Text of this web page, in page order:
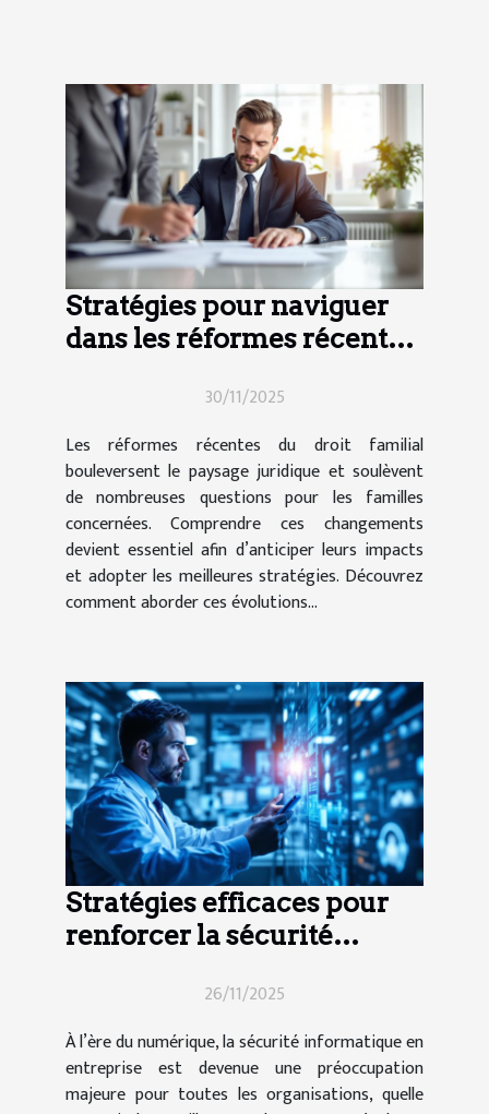
Stratégies pour naviguer
dans les réformes récentes
30/11/2025
Les réformes récentes du droit familial
bouleversent le paysage juridique et soulèvent
de nombreuses questions pour les familles
concernées. Comprendre ces changements
devient essentiel afin d’anticiper leurs impacts
et adopter les meilleures stratégies. Découvrez
comment aborder ces évolutions...
Stratégies efficaces pour
renforcer la sécurité
26/11/2025
À l’ère du numérique, la sécurité informatique en
entreprise est devenue une préoccupation
majeure pour toutes les organisations, quelle